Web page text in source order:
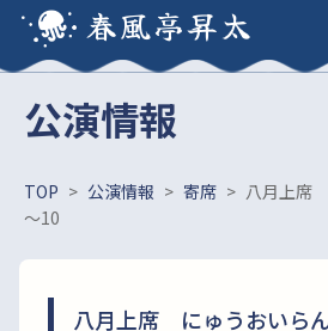
春風亭昇太
公演情報
TOP > 公演情報 > 寄席 > 八月上席
～10
八月上席 にゅうおいら